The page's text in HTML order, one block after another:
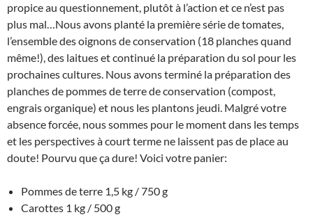
propice au questionnement, plutôt à l’action et ce n’est pas
plus mal…Nous avons planté la première série de tomates,
l’ensemble des oignons de conservation (18 planches quand
même!), des laitues et continué la préparation du sol pour les
prochaines cultures. Nous avons terminé la préparation des
planches de pommes de terre de conservation (compost,
engrais organique) et nous les plantons jeudi. Malgré votre
absence forcée, nous sommes pour le moment dans les temps
et les perspectives à court terme ne laissent pas de place au
doute! Pourvu que ça dure! Voici votre panier:
Pommes de terre 1,5 kg / 750 g
Carottes 1 kg / 500 g